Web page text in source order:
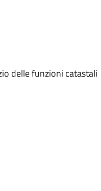
delle funzioni catastali